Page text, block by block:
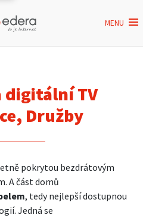
MENU
digitální TV
Družby
pokrytou bezdrátovým
A část domů
, tedy nejlepší dostupnou
Jedná se